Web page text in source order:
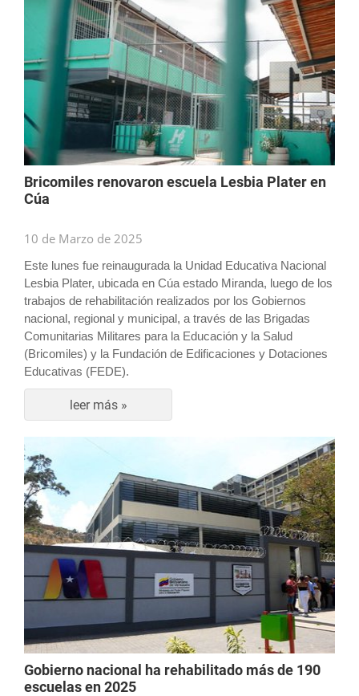
Bricomiles renovaron escuela Lesbia Plater en
Cúa
10 de Marzo de 2025
Este lunes fue reinaugurada la Unidad Educativa Nacional
Lesbia Plater, ubicada en Cúa estado Miranda, luego de los
trabajos de rehabilitación realizados por los Gobiernos
nacional, regional y municipal, a través de las Brigadas
Comunitarias Militares para la Educación y la Salud
(Bricomiles) y la Fundación de Edificaciones y Dotaciones
Educativas (FEDE).
leer más »
Gobierno nacional ha rehabilitado más de 190
escuelas en 2025